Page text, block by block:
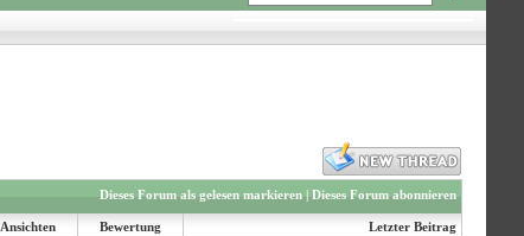
Dieses Forum als gelesen markieren | Dieses Forum abonnieren
Ansichten Bewertung Letzter Beitrag